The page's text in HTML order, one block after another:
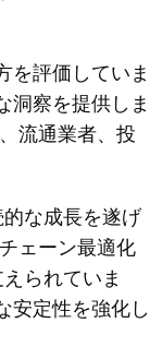
を評価していま
洞察を提供しま
流通業者、投
な成長を遂げ
ェーン最適化
られていま
安定性を強化し